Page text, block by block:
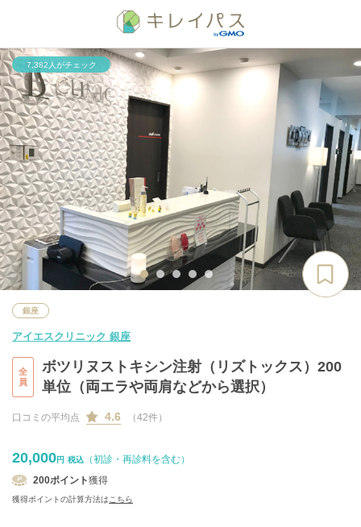
7,382人がチェック
銀座
アイエスクリニック 銀座
全
員
ボツリヌストキシン注射（リズトックス）200
単位（両エラや両肩などから選択）
口コミの平均点 4.6 （42件）
20,000円 税込
（初診・再診料を含む）
200ポイント獲得
獲得ポイントの計算方法はこちら